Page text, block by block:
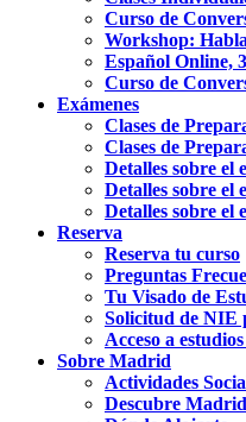
Curso de
Workshop:
Español Online,
Curso de
Exámenes
Clases de
Clases de
Detalles sobre el
Detalles sobre el
Detalles sobre el
Reserva
Reserva tu curso
Preguntas
Tu Visado de
Solicitud de NIE
Acceso a
Sobre Madrid
Actividades
Descubre Madrid